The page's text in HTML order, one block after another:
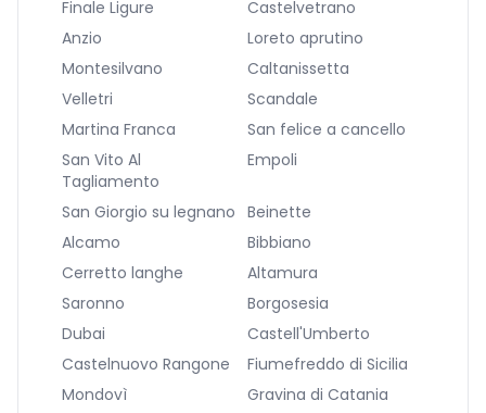
Finale Ligure
Castelvetrano
Anzio
Loreto aprutino
Montesilvano
Caltanissetta
Velletri
Scandale
Martina Franca
San felice a cancello
San Vito Al
Tagliamento
Empoli
San Giorgio su legnano Beinette
Alcamo
Bibbiano
Cerretto langhe
Altamura
Saronno
Borgosesia
Dubai
Castell'Umberto
Castelnuovo Rangone
Fiumefreddo di Sicilia
Mondovì
Gravina di Catania